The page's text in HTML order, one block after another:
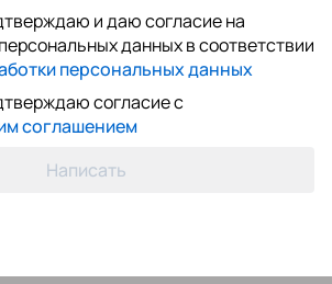
и даю согласие на
данных в соответствии
персональных данных
согласие с
соглашением
Написать